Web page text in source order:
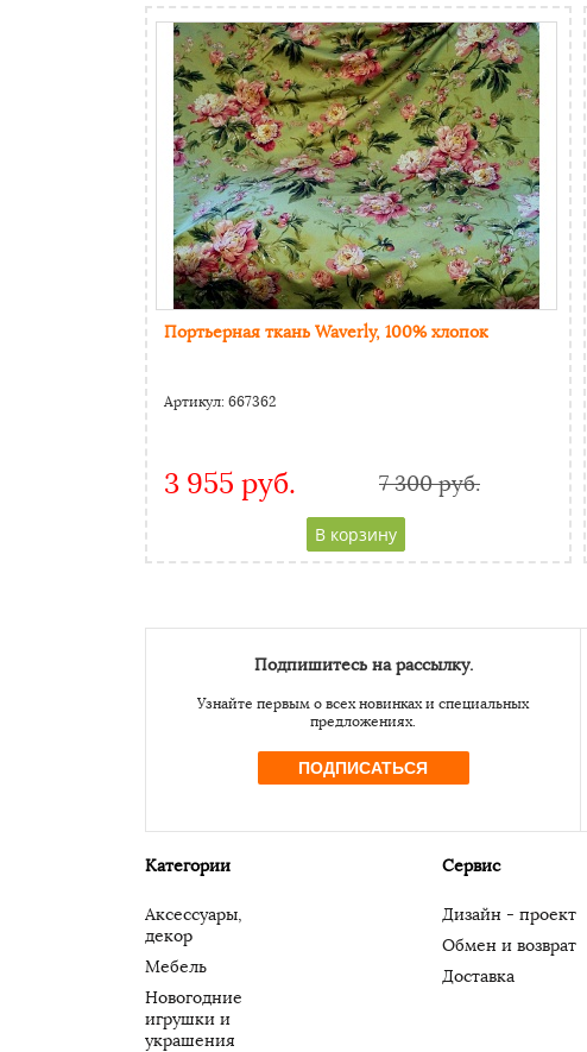
Портьерная ткань Waverly, 100% хлопок
Артикул: 667362
3 955 руб. 7 300 руб.
Подпишитесь на рассылку.
Узнайте первым о всех новинках и специальных
предложениях.
ПОДПИСАТЬСЯ
Категории
Аксессуары,
декор
Мебель
Новогодние
игрушки и
украшения
Сервис
Дизайн - проект
Обмен и возврат
Доставка